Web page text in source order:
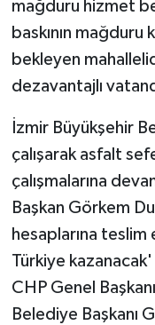
mağduru hizmet
baskının
bekleyen
dezavantajlı
İzmir Büyükşehir
çalışarak asfalt
çalışmalarına
Başkan Görkem
hesaplarına
Türkiye
CHP Genel
Belediye Başkanı